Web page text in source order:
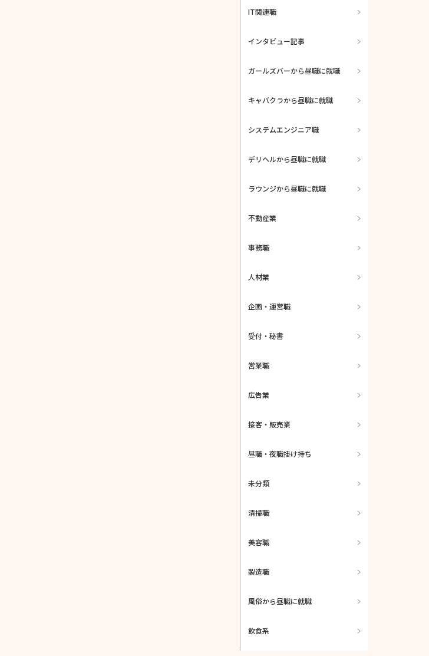
IT関連職
インタビュー記事
ガールズバーから昼職に就職
キャバクラから昼職に就職
システムエンジニア職
デリヘルから昼職に就職
ラウンジから昼職に就職
不動産業
事務職
人材業
企画・運営職
受付・秘書
営業職
広告業
接客・販売業
昼職・夜職掛け持ち
未分類
清掃職
美容職
製造職
風俗から昼職に就職
飲食系